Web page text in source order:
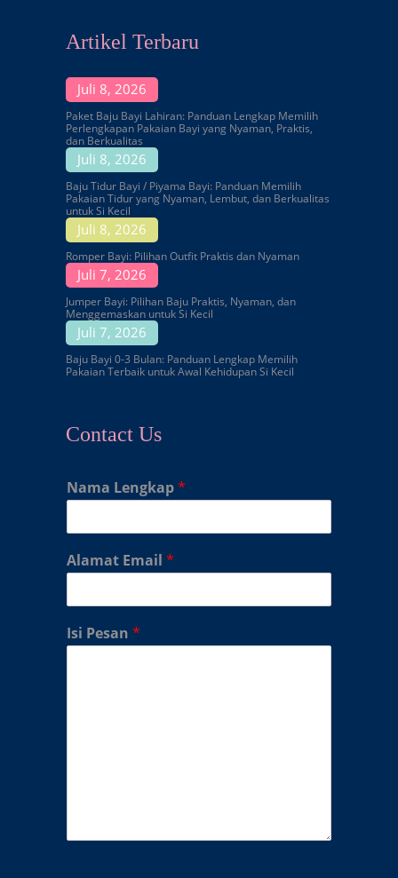
Artikel Terbaru
Juli 8, 2026
Paket Baju Bayi Lahiran: Panduan Lengkap Memilih
Perlengkapan Pakaian Bayi yang Nyaman, Praktis,
dan Berkualitas
Juli 8, 2026
Baju Tidur Bayi / Piyama Bayi: Panduan Memilih
Pakaian Tidur yang Nyaman, Lembut, dan Berkualitas
untuk Si Kecil
Juli 8, 2026
Romper Bayi: Pilihan Outfit Praktis dan Nyaman
Juli 7, 2026
Jumper Bayi: Pilihan Baju Praktis, Nyaman, dan
Menggemaskan untuk Si Kecil
Juli 7, 2026
Baju Bayi 0-3 Bulan: Panduan Lengkap Memilih
Pakaian Terbaik untuk Awal Kehidupan Si Kecil
Contact Us
Nama Lengkap*
Alamat Email *
Isi Pesan *